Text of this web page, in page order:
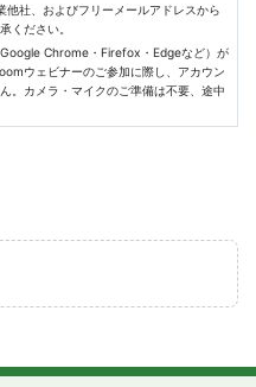
社、およびフリーメールアドレスから
ください。
Chrome・Firefox・Edgeなど）が
ウェビナーのご参加に際し、アカウン
。カメラ・マイクのご準備は不要、途中